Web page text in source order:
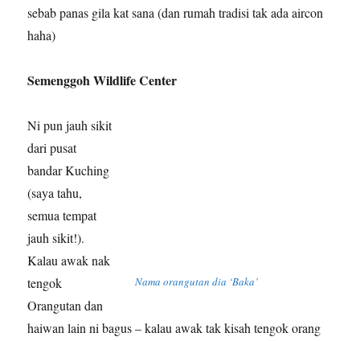
sebab panas gila kat sana (dan rumah tradisi tak ada aircon
haha)
Semenggoh Wildlife Center
Nama orangutan dia ‘Baka’
Ni pun jauh sikit
dari pusat
bandar Kuching
(saya tahu,
semua tempat
jauh sikit!).
Kalau awak nak
tengok
Orangutan dan
haiwan lain ni bagus – kalau awak tak kisah tengok orang